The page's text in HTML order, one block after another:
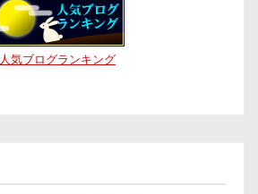
人気ブログランキング